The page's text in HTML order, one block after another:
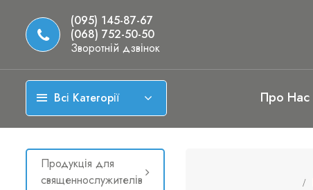
(095) 145-87-67
(068) 752-50-50
Зворотній дзвінок
Всі Категорії Про Нас
Продукція для
священнослужителів